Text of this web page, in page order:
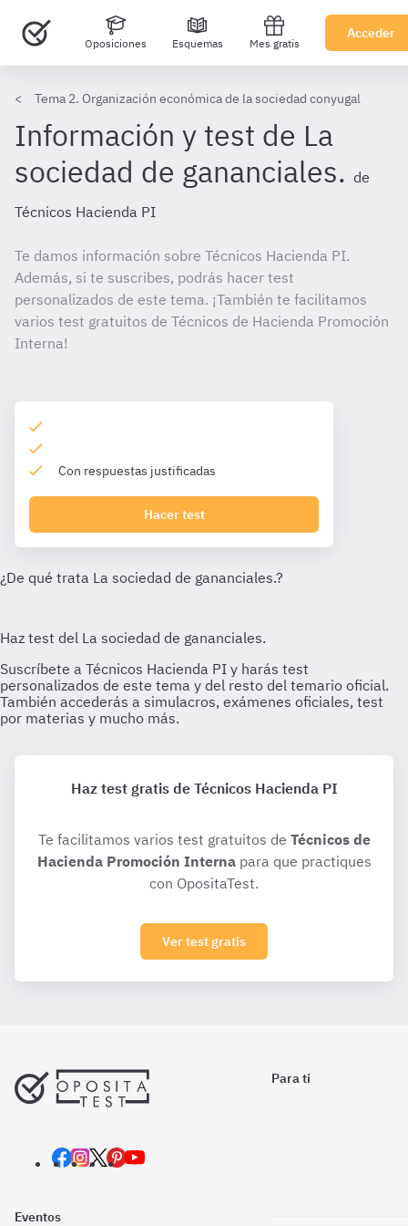
Oposiciones Esquemas Mes gratis
Acceder
Tema 2. Organización económica de la sociedad conyugal
Información y test de La
sociedad de gananciales. de
Técnicos Hacienda PI
Te damos información sobre Técnicos Hacienda PI.
Además, si te suscribes, podrás hacer test
personalizados de este tema. ¡También te facilitamos
varios test gratuitos de Técnicos de Hacienda Promoción
Interna!
Con respuestas justificadas
Hacer test
Haz test gratis de Técnicos Hacienda PI
Te facilitamos varios test gratuitos de Técnicos de
Hacienda Promoción Internapara que practiques
con OpositaTest.
Ver test gratis
Para ti
Eventos